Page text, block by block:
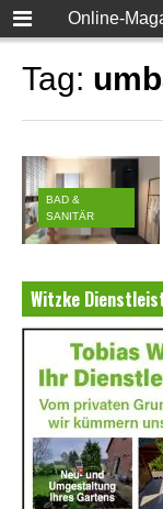
Online-
Tag:
BAD &
SANITÄR
Witzke